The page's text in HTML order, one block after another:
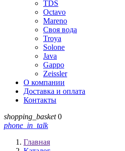
TDS
Octavo
Mareno
Своя вода
Troya
Solone
Java
Gappo
Zeissler
О компании
Доставка и оплата
Контакты
shopping_basket 0
phone_in_talk
Главная